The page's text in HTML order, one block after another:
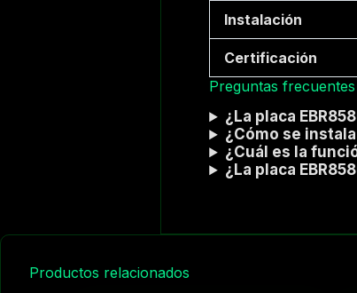
Instalación
Certificación
Preguntas frecuentes
¿La placa
¿Cómo se instala
¿Cuál es la
¿La placa
Productos relacionados